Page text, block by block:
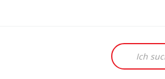
Products
search